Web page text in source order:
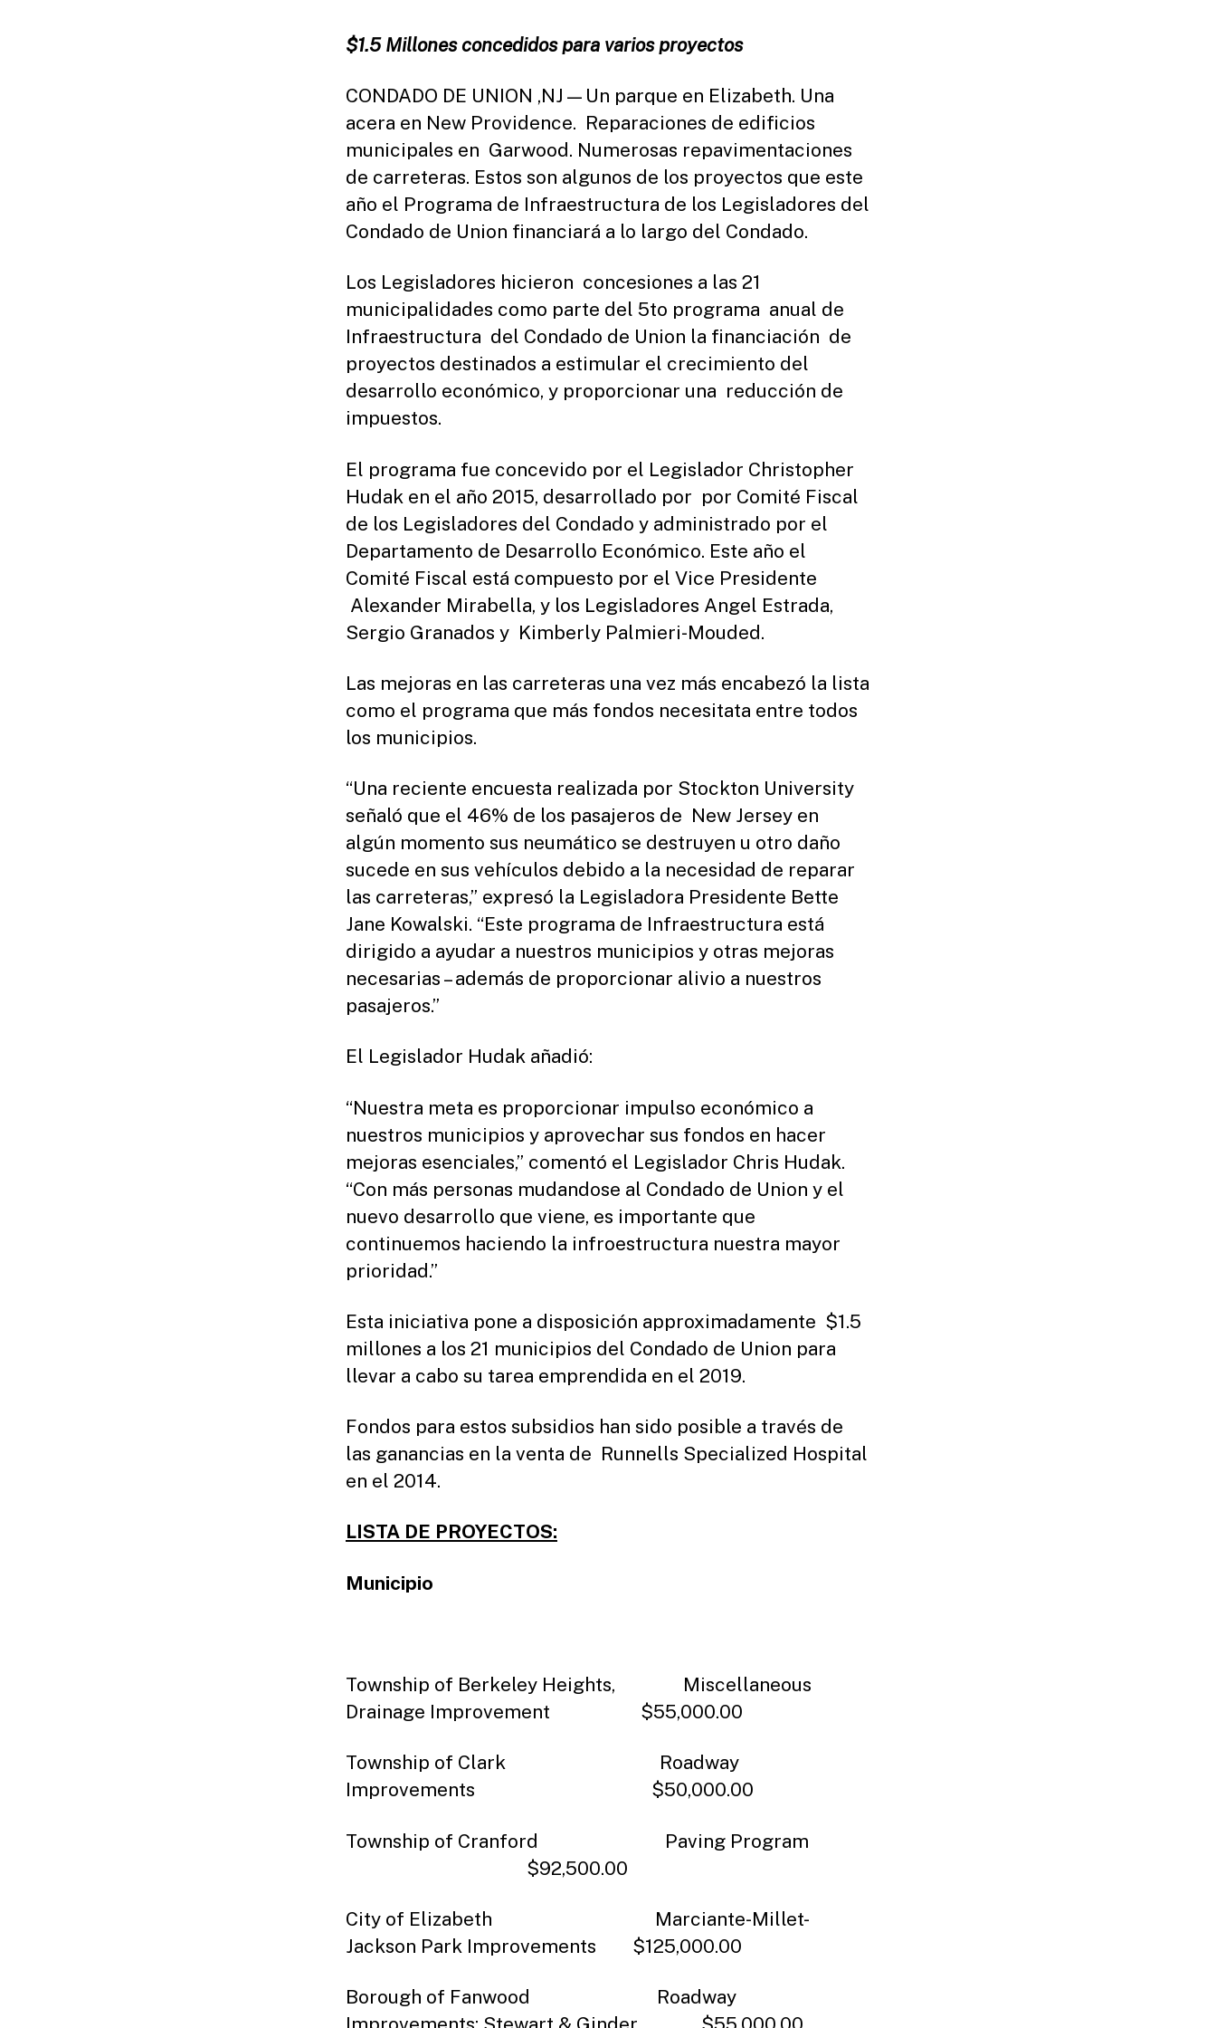
ra
$1.5 Millones concedidos para varios proyectos
CONDADO DE UNION ,NJ—Un parque en Elizabeth. Una
acera en New Providence. Reparaciones de edificios
municipales en Garwood. Numerosas repavimentaciones
de carreteras. Estos son algunos de los proyectos que este
año el Programa de Infraestructura de los Legisladores del
Condado de Union financiará a lo largo del Condado.
Los Legisladores hicieron concesiones a las 21
municipalidades como parte del 5to programa anual de
Infraestructura del Condado de Union la financiación de
proyectos destinados a estimular el crecimiento del
desarrollo económico, y proporcionar una reducción de
impuestos.
El programa fue concevido por el Legislador Christopher
Hudak en el año 2015, desarrollado por por Comité Fiscal
de los Legisladores del Condado y administrado por el
Departamento de Desarrollo Económico. Este año el
Comité Fiscal está compuesto por el Vice Presidente
Alexander Mirabella, y los Legisladores Angel Estrada,
Sergio Granados y Kimberly Palmieri-Mouded.
Las mejoras en las carreteras una vez más encabezó la lista
como el programa que más fondos necesitata entre todos
los municipios.
“Una reciente encuesta realizada por Stockton University
señaló que el 46% de los pasajeros de New Jersey en
algún momento sus neumático se destruyen u otro daño
sucede en sus vehículos debido a la necesidad de reparar
las carreteras,” expresó la Legisladora Presidente Bette
Jane Kowalski. “Este programa de Infraestructura está
dirigido a ayudar a nuestros municipios y otras mejoras
necesarias – además de proporcionar alivio a nuestros
pasajeros.”
El Legislador Hudak añadió:
“Nuestra meta es proporcionar impulso económico a
nuestros municipios y aprovechar sus fondos en hacer
mejoras esenciales,” comentó el Legislador Chris Hudak.
“Con más personas mudandose al Condado de Union y el
nuevo desarrollo que viene, es importante que
continuemos haciendo la infroestructura nuestra mayor
prioridad.”
Esta iniciativa pone a disposición approximadamente $1.5
millones a los 21 municipios del Condado de Union para
llevar a cabo su tarea emprendida en el 2019.
Fondos para estos subsidios han sido posible a través de
las ganancias en la venta de Runnells Specialized Hospital
en el 2014.
LISTA DE PROYECTOS:
Municipio
Township of Berkeley Heights, Miscellaneous
Drainage Improvement $55,000.00
Township of Clark Roadway
Improvements $50,000.00
Township of Cranford Paving Program
$92,500.00
City of Elizabeth Marciante-Millet-
Jackson Park Improvements $125,000.00
Borough of Fanwood Roadway